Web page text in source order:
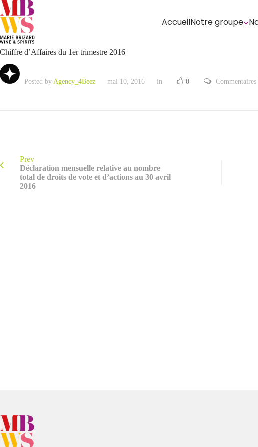
AccueilNotre groupe
Chiffre d’Affaires du 1er trimestre 2016
Posted by Agency_4Beez mai 10, 2016 in 0 Commentaires
Prev
Déclaration mensuelle relative au nombre
total de droits de vote et d’actions au 30 avril
2016